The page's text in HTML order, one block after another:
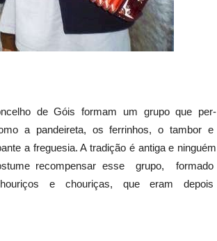
de Góis formam um grupo que per­
a pandeireta, os ferrinhos, o tambor e
a freguesia. A tradição é antiga e ninguém
recompensar esse grupo, formado
e chouriças, que eram depois